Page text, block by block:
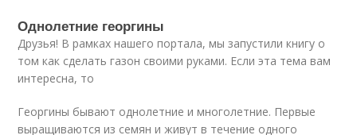
Однолетние георгины
Друзья! В рамках нашего портала, мы запустили книгу о
том как сделать газон своими руками. Если эта тема вам
интересна, то
Георгины бывают однолетние и многолетние. Первые
выращиваются из семян и живут в течение одного